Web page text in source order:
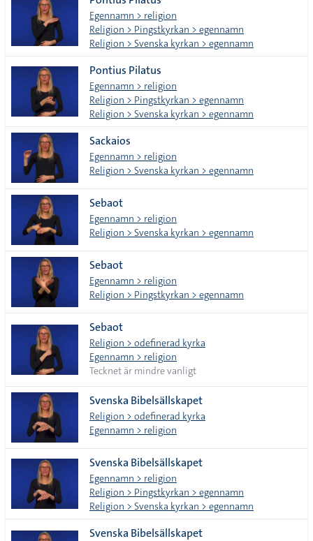
Egennamn > religion
Religion > Pingstkyrkan > egennamn
Religion > Svenska kyrkan > egennamn
Pontius Pilatus
Egennamn > religion
Religion > Pingstkyrkan > egennamn
Religion > Svenska kyrkan > egennamn
Sackaios
Egennamn > religion
Religion > Svenska kyrkan > egennamn
Sebaot
Egennamn > religion
Religion > Svenska kyrkan > egennamn
Sebaot
Egennamn > religion
Religion > Pingstkyrkan > egennamn
Sebaot
Religion > odefinerad kyrka
Egennamn > religion
Tecknet är mindre vanligt
Svenska Bibelsällskapet
Religion > odefinerad kyrka
Egennamn > religion
Svenska Bibelsällskapet
Egennamn > religion
Religion > Pingstkyrkan > egennamn
Religion > Svenska kyrkan > egennamn
Svenska Bibelsällskapet